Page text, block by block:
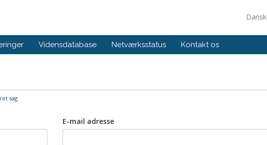
Dansk
Vidensdatabase Netværksstatus Kontakt os
sag
E-mail adresse